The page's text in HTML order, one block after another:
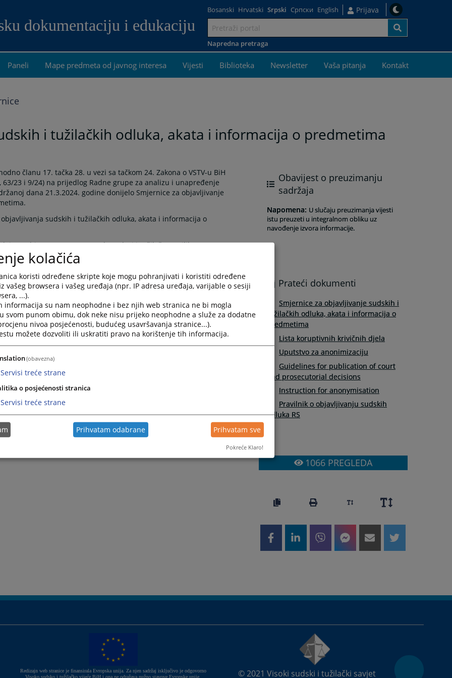
dokumentaciju i edukaciju
na
sadržaj
Bosanski Hrvatski Srpski Српски English Prijava
Napredna pretraga
Paneli Mape predmeta od javnog interesa Vijesti Biblioteka Newsletter Vaša pitanja Kontakt
i tužilačkih odluka, akata i informacija o predmetima
članu 17. tačka 28. u vezi sa tačkom 24. Zakona o VSTV-u BiH
63/23 i 9/24) na prijedlog Radne grupe za analizu i unapređenje
dana 21.3.2024. godine donijelo Smjernice za objavljivanje
sudskih i tužilačkih odluka, akata i informacija o
objavu, uz napomenu da sudovi i tužilaštva prilikom
zakone kojima se uređuje slobodan pristup
i Hercegovine ujednači praksa sudova i tužilaštava u
o predmetima putem specijaliziranih web servisa.
tužilaca u Bosni i Hercegovini, održanih 28. i 29. maja 2024.
i edukaciju Sekretarijata VSTV-a BiH u saradnji sa
sudskih i tužilačkih odluka, akata i informacija o
su veoma pozitivne, te se očekuje da će navedeni akti
navedenih sadržaja na internetu.
i informacija o predmetima možete preuzeti
na sjednici Vijeća 15.03.2018. godine.
sudskih odluka kojeg je donio Ministar pravde Republike
odluka u Republici Srpskoj.
Obavijest o preuzimanju
sadržaja
Napomena: U slučaju preuzimanja vijesti
istu preuzeti u integralnom obliku uz
navođenje izvora informacije.
Prateći dokumenti
Smjernice za objavljivanje sudskih i
tužilačkih odluka, akata i informacija o
predmetima
Lista koruptivnih krivičnih djela
Uputstvo za anonimizaciju
Guidelines for publication of court
and prosecutorial decisions
Instruction for anonymisation
Pravilnik o objavljivanju sudskih
odluka RS
1066PREGLEDA
Redizajn web stranice je finansirala Evropska unija. Za njen sadržaj isključivo je odgovorno
Visoko sudsko i tužilačko vijeće BiH i ona ne odražava nužno stavove Evropske unije.
© 2021 Visoki sudski i tužilački savjet
kolačića
koristi određene skripte koje mogu pohranjivati i koristiti određene
vašeg browsera i vašeg uređaja (npr. IP adresa uređaja, varijable o sesiji
...).
informacija su nam neophodne i bez njih web stranica ne bi mogla
svom punom obimu, dok neke nisu prijeko neophodne a služe za dodatne
nivoa posjećenosti, budućeg usavršavanja stranice...).
možete dozvoliti ili uskratiti pravo na korištenje tih informacija.
(obavezna)
Servisi treće strane
o posjećenosti stranica
Servisi treće strane
Prihvatam odabrane Prihvatam sve
Pokreće Klaro!